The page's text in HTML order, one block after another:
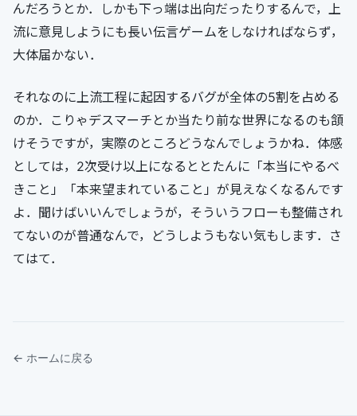
んだろうとか．しかも下っ端は出向だったりするんで，上
流に意見しようにも長い伝言ゲームをしなければならず，
大体届かない．
それなのに上流工程に起因するバグが全体の5割を占める
のか．こりゃデスマーチとか当たり前な世界になるのも頷
けそうですが，実際のところどうなんでしょうかね．体感
としては，2次受け以上になるととたんに「本当にやるべ
きこと」「本来望まれていること」が見えなくなるんです
よ．聞けばいいんでしょうが，そういうフローも整備され
てないのが普通なんで，どうしようもない気もします．さ
てはて．
← ホームに戻る